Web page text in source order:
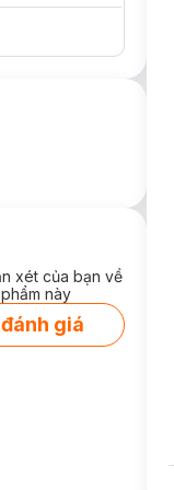
bởi ánh mắt
xét của bạn về
này
giá